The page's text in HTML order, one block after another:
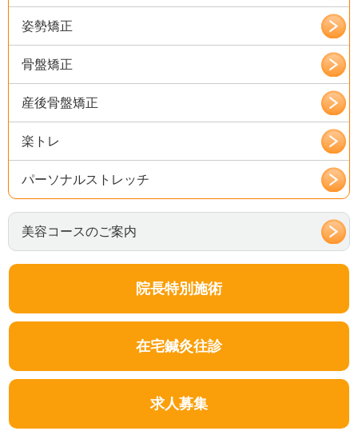
姿勢矯正
骨盤矯正
産後骨盤矯正
楽トレ
パーソナルストレッチ
美容コースのご案内
院長特別施術
在宅鍼灸往診
求人募集